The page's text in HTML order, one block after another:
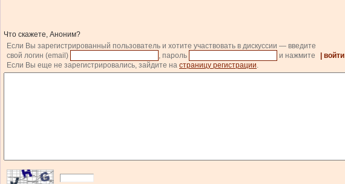
Что скажете, Аноним?
Если Вы зарегистрированный пользователь и хотите участвовать в дискуссии — введите
свой логин (email)
, пароль и нажмите | войти |
Если Вы еще не зарегистрировались, зайдите на страницу регистрации.